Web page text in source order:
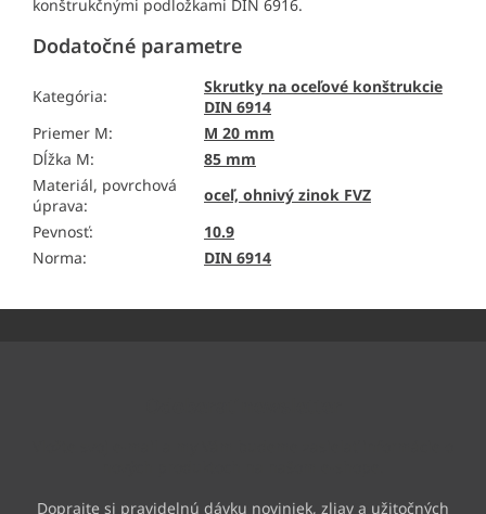
konštrukčnými podložkami DIN 6916.
Dodatočné parametre
Kategória:
Skrutky na oceľové konštrukcie
DIN 6914
Priemer M:
M 20 mm
Dĺžka M:
85 mm
Materiál, povrchová
úprava:
oceľ, ohnivý zinok FVZ
Pevnosť:
10.9
Norma: DIN 6914